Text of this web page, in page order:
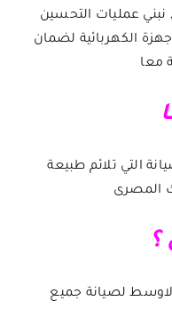
نبني عمليات التحسين
الكهربائية لضمان
معا
التي تلائم طبيعة
المصرى
؟
لصيانة جميع